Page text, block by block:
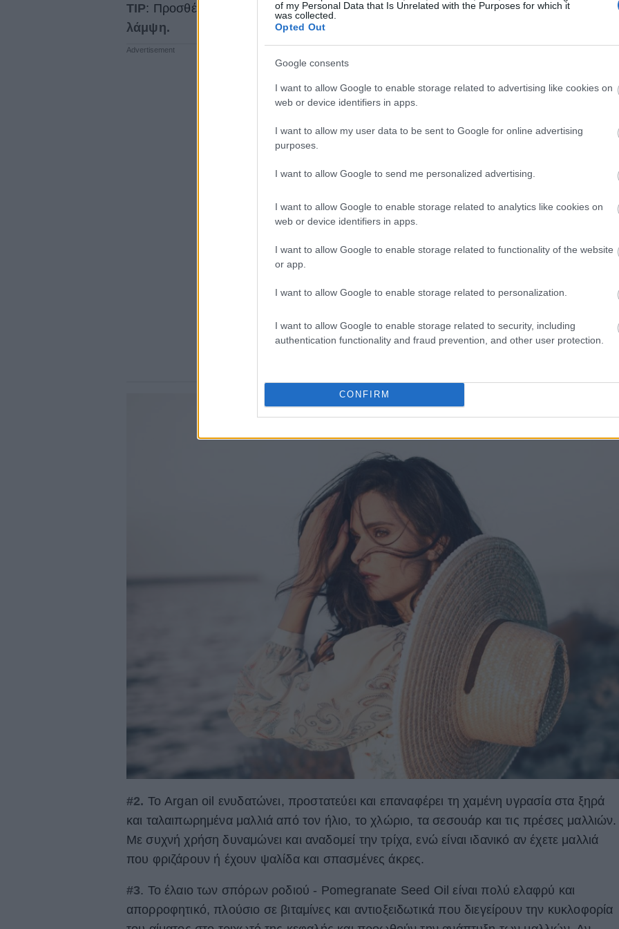
of my Personal Data that Is Unrelated with the Purposes for which it
was collected.
Opted Out
Google consents
I want to allow Google to enable storage related to advertising like cookies on
web or device identifiers in apps.
I want to allow my user data to be sent to Google for online advertising
purposes.
I want to allow Google to send me personalized advertising.
I want to allow Google to enable storage related to analytics like cookies on
web or device identifiers in apps.
I want to allow Google to enable storage related to functionality of the website
or app.
I want to allow Google to enable storage related to personalization.
I want to allow Google to enable storage related to security, including
authentication functionality and fraud prevention, and other user protection.
CONFIRM
TIP: Προσθέστε λίγες σταγόνες αιθέριο έλαιο δάφνης στο σαμπουάν σας γιατόνωση
λάμψη.
#2. Το Argan oil ενυδατώνει, προστατεύει και επαναφέρει τη χαμένη υγρασία στα ξηρά
και ταλαιπωρημένα μαλλιά από τον ήλιο, το χλώριο, τα σεσουάρ και τις πρέσες μαλλιών.
Με συχνή χρήση δυναμώνει και αναδομεί την τρίχα, ενώ είναι ιδανικό αν έχετε μαλλιά
που φριζάρουν ή έχουν ψαλίδα και σπασμένες άκρες.
#3. Το έλαιο των σπόρων ροδιού - Pomegranate Seed Oil είναι πολύ ελαφρύ και
απορροφητικό, πλούσιο σε βιταμίνες και αντιοξειδωτικά που διεγείρουν την κυκλοφορία